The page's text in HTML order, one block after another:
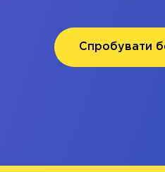
Спробувати